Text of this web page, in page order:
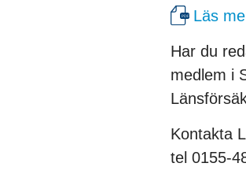
Läs
Har du
medlem i
Kontakta
tel 0155-